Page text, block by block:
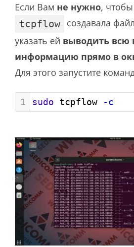
Если Вам не нужно, чтобы
tcpflow создавала
указать ей выводить всю
информацию прямо в
Для этого запустите
1 sudo tcpflow -c